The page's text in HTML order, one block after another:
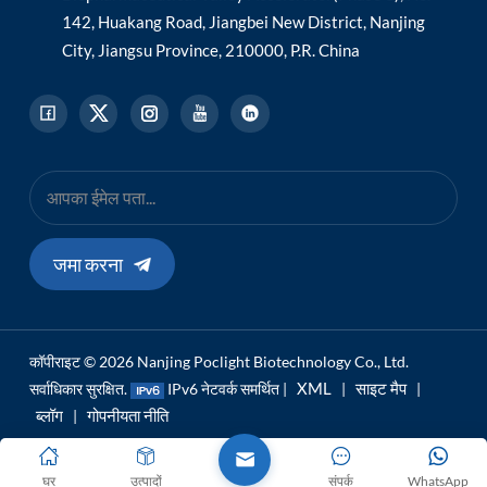
142, Huakang Road, Jiangbei New District, Nanjing
City, Jiangsu Province, 210000, P.R. China
जमा करना
कॉपीराइट © 2026 Nanjing Poclight Biotechnology Co., Ltd.
सर्वाधिकार सुरक्षित.
IPv6 नेटवर्क समर्थित | XML | साइट मैप |
ब्लॉग | गोपनीयता नीति
घर उत्पादों WhatsApp
संपर्क